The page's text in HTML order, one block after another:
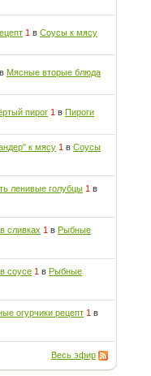
1 вСоусы к мясу
вМясные вторые блюда
пирог 1 вПироги
к мясу 1 вСоусы
ленивые голубцы 1 в
сливках 1 вРыбные
соусе 1 вРыбные
огурчики рецепт 1 в
Весь эфир